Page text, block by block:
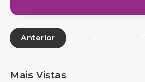
Anterior
Mais Vistas